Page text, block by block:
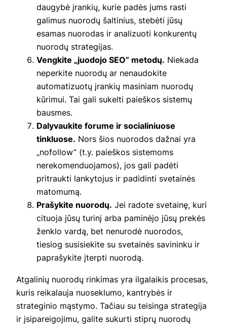
daugybė įrankių, kurie padės jums rasti
galimus nuorodų šaltinius, stebėti jūsų
esamas nuorodas ir analizuoti konkurentų
nuorodų strategijas.
Vengkite „juodojo SEO” metodų. Niekada
neperkite nuorodų ar nenaudokite
automatizuotų įrankių masiniam nuorodų
kūrimui. Tai gali sukelti paieškos sistemų
bausmes.
Dalyvaukite forume ir socialiniuose
tinkluose. Nors šios nuorodos dažnai yra
„nofollow” (t.y. paieškos sistemoms
nerekomenduojamos), jos gali padėti
pritraukti lankytojus ir padidinti svetainės
matomumą.
Prašykite nuorodų. Jei radote svetainę, kuri
cituoja jūsų turinį arba paminėjo jūsų prekės
ženklo vardą, bet nenurodė nuorodos,
tiesiog susisiekite su svetainės savininku ir
paprašykite įterpti nuorodą.
Atgalinių nuorodų rinkimas yra ilgalaikis procesas,
kuris reikalauja nuoseklumo, kantrybės ir
strateginio mąstymo. Tačiau su teisinga strategija
ir įsipareigojimu, galite sukurti stiprų nuorodų